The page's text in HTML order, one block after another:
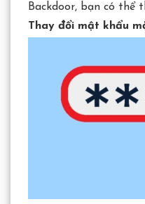
Backdoor, bạn có thể
Thay đổi mật khẩu